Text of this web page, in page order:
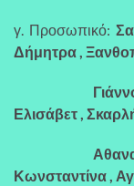
γ. Προσωπικό:
Δήμητρα ,
Γιάννογλου
Ελισάβετ ,
Αθανασία ,
Κωνσταντίνα ,